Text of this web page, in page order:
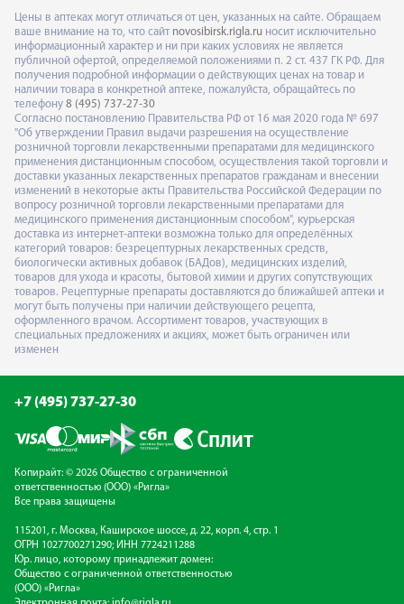
Цены в аптеках могут отличаться от цен, указанных на сайте. Обращаем
ваше внимание на то, что сайт novosibirsk.rigla.ru носит исключительно
информационный характер и ни при каких условиях не является
публичной офертой, определяемой положениями п. 2 ст. 437 ГК РФ. Для
получения подробной информации о действующих ценах на товар и
наличии товара в конкретной аптеке, пожалуйста, обращайтесь по
телефону 8 (495) 737-27-30
Согласно постановлению Правительства РФ от 16 мая 2020 года № 697
"Об утверждении Правил выдачи разрешения на осуществление
розничной торговли лекарственными препаратами для медицинского
применения дистанционным способом, осуществления такой торговли и
доставки указанных лекарственных препаратов гражданам и внесении
изменений в некоторые акты Правительства Российской Федерации по
вопросу розничной торговли лекарственными препаратами для
медицинского применения дистанционным способом", курьерская
доставка из интернет-аптеки возможна только для определённых
категорий товаров: безрецептурных лекарственных средств,
биологически активных добавок (БАДов), медицинских изделий,
товаров для ухода и красоты, бытовой химии и других сопутствующих
товаров. Рецептурные препараты доставляются до ближайшей аптеки и
могут быть получены при наличии действующего рецепта,
оформленного врачом. Ассортимент товаров, участвующих в
специальных предложениях и акциях, может быть ограничен или
изменен
+7 (495) 737-27-30
Копирайт: © 2026 Общество с ограниченной
ответственностью (ООО) «Ригла»
Все права защищены
115201, г. Москва, Каширское шоссе, д. 22, корп. 4, стр. 1
ОГРН 1027700271290; ИНН 7724211288
Юр. лицо, которому принадлежит домен:
Общество с ограниченной ответственностью
(ООО) «Ригла»